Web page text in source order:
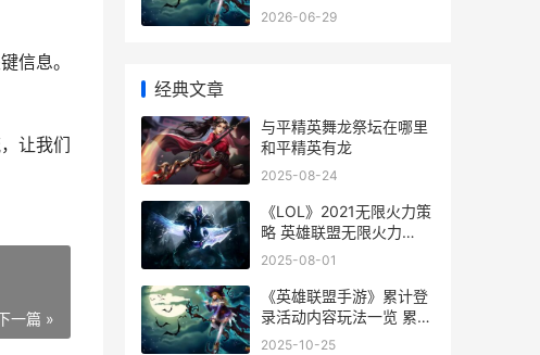
信息。
让我们
一篇 »
2026-06-29
经典文章
与平精英舞龙祭坛在哪里
和平精英有龙
2025-08-24
《LOL》2021无限火力策
略 英雄联盟无限火力
2021最新版
2025-08-01
《英雄联盟手游》累计登
录活动内容玩法一览 累计
登录活动厉害吗
2025-10-25